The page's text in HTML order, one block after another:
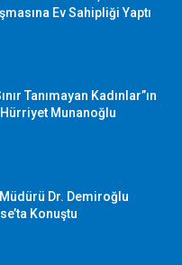
Ev Sahipliği Yaptı
Tanımayan Kadınlar”ın
Munanoğlu
Dr. Demiroğlu
Konuştu